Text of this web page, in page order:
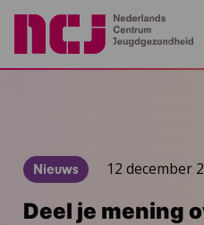
Nieuws 12 december
Deel je mening